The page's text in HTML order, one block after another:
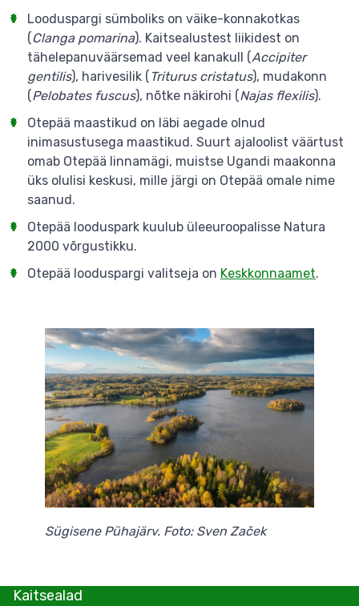
Looduspargi sümboliks on väike-konnakotkas
(Clanga pomarina). Kaitsealustest liikidest on
tähelepanuväärsemad veel kanakull (Accipiter
gentilis), harivesilik ( Triturus cristatus), mudakonn
(Pelobates fuscus), nõtke näkirohi (Najas flexilis).
Otepää maastikud on läbi aegade olnud
inimasustusega maastikud. Suurt ajaloolist väärtust
omab Otepää linnamägi, muistse Ugandi maakonna
üks olulisi keskusi, mille järgi on Otepää omale nime
saanud.
Otepää looduspark kuulub üleeuroopalisse Natura
2000 võrgustikku.
Otepää looduspargi valitseja on Keskkonnaamet.
Sügisene Pühajärv. Foto: Sven Začek
Kaitsealad